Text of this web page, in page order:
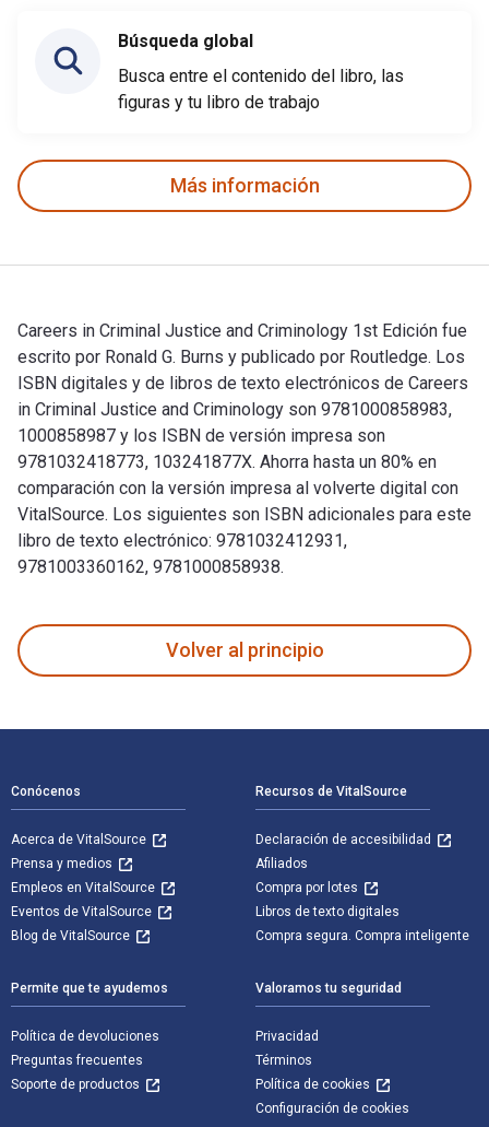
Búsqueda global
Busca entre el contenido del libro, las
figuras y tu libro de trabajo
Más información
Careers in Criminal Justice and Criminology 1st Edición fue
escrito por Ronald G. Burns y publicado por Routledge. Los
ISBN digitales y de libros de texto electrónicos de Careers
in Criminal Justice and Criminology son 9781000858983,
1000858987 y los ISBN de versión impresa son
9781032418773, 103241877X. Ahorra hasta un 80% en
comparación con la versión impresa al volverte digital con
VitalSource. Los siguientes son ISBN adicionales para este
libro de texto electrónico: 9781032412931,
9781003360162, 9781000858938.
Volver al principio
Conócenos
Acerca de VitalSource
Prensa y medios
Empleos en VitalSource
Eventos de VitalSource
Blog de VitalSource
Recursos de VitalSource
Declaración de accesibilidad
Afiliados
Compra por lotes
Libros de texto digitales
Compra segura. Compra inteligente
Permite que te ayudemos
Política de devoluciones
Preguntas frecuentes
Soporte de productos
Valoramos tu seguridad
Privacidad
Términos
Política de cookies
Configuración de cookies